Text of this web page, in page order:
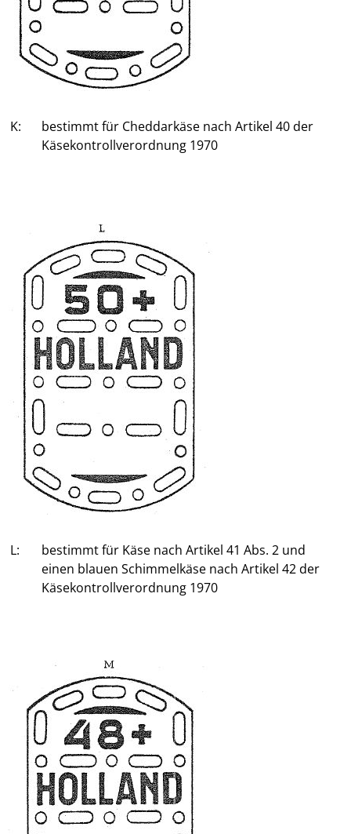
K:
bestimmt für Cheddarkäse nach Artikel 40 der
Käsekontrollverordnung 1970
L:
bestimmt für Käse nach Artikel 41 Abs. 2 und
einen blauen Schimmelkäse nach Artikel 42 der
Käsekontrollverordnung 1970